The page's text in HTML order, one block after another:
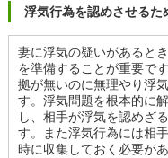
浮気行為を認めさせるた
妻に浮気の疑いがあると
を準備することが重要で
拠が無いのに無理やり浮
す。浮気問題を根本的に
し、相手が浮気を認めざ
す。また浮気行為には相
時に収集しておく必要が